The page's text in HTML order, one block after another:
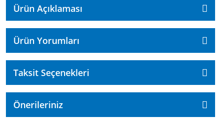
Ürün Açıklaması
Ürün Yorumları
Taksit Seçenekleri
Önerileriniz